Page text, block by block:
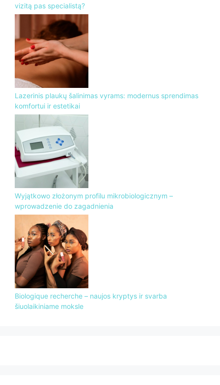
vizitą pas specialistą?
Lazerinis plaukų šalinimas vyrams: modernus sprendimas
komfortui ir estetikai
Wyjątkowo złożonym profilu mikrobiologicznym –
wprowadzenie do zagadnienia
Biologique recherche – naujos kryptys ir svarba
šiuolaikiniame moksle